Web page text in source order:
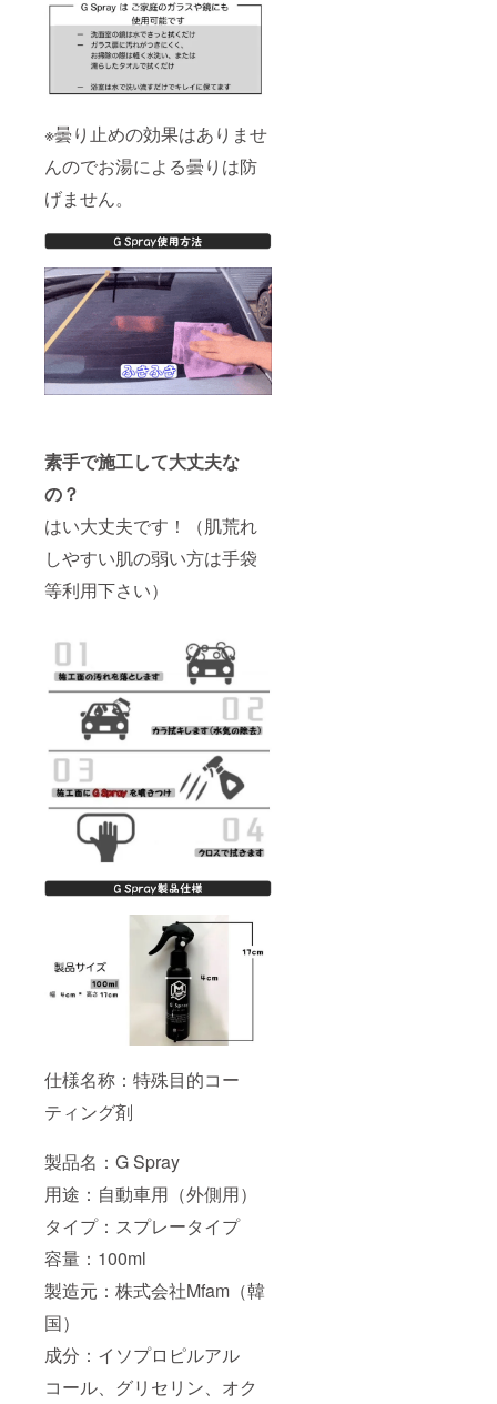
※曇り止めの効果はありませ
んのでお湯による曇りは防
げません。
素手で施工して大丈夫な
の？
はい大丈夫です！（肌荒れ
しやすい肌の弱い方は手袋
等利用下さい）
仕様名称：特殊目的コー
ティング剤
製品名：G Spray
用途：自動車用（外側用）
タイプ：スプレータイプ
容量：100ml
製造元：株式会社Mfam（韓
国）
成分：イソプロピルアル
コール、グリセリン、オク